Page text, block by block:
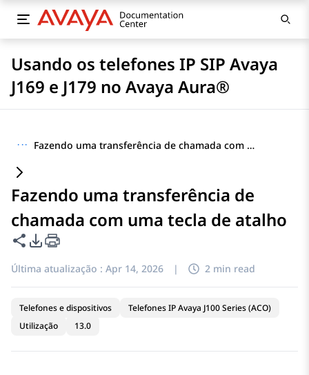
Usando os telefones IP SIP Avaya
J169 e J179 no Avaya Aura®
··· Fazendo uma transferência de chamada com uma tecla de atalho
Fazendo uma transferência de
chamada com uma tecla de atalho
Compartilhar esta página
Opções de exportação de PDF
Última atualização : Apr 14, 2026 | 2 min read
Telefones e dispositivos
Telefones IP Avaya J100 Series (ACO)
Utilização
13.0